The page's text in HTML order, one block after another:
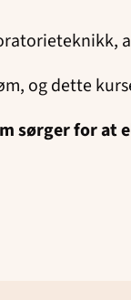
og dette
sørger for at